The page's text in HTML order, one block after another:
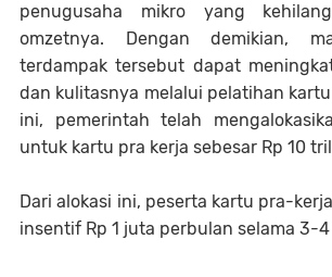
penugusaha mikro yang
omzetnya. Dengan demikian,
terdampak tersebut dapat
dan kulitasnya melalui pelatihan
ini, pemerintah telah
untuk kartu pra kerja sebesar Rp 10
Dari alokasi ini, peserta kartu pra-
insentif Rp 1 juta perbulan selama 3-